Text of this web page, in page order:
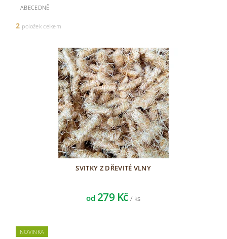
ABECEDNĚ
2 položek celkem
SVITKY Z DŘEVITÉ VLNY
od279 Kč / ks
NOVINKA